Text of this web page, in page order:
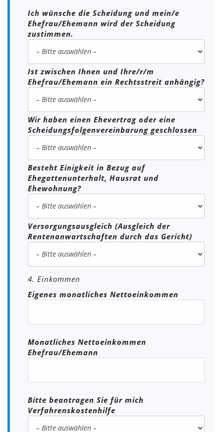
Ich wünsche die Scheidung und mein/e
Ehefrau/Ehemann wird der Scheidung
zustimmen.
Ist zwischen Ihnen und Ihre/r/m
Ehefrau/Ehemann ein Rechtsstreit anhängig?
Wir haben einen Ehevertrag oder eine
Scheidungsfolgenvereinbarung geschlossen
Besteht Einigkeit in Bezug auf
Ehegattenunterhalt, Hausrat und
Ehewohnung?
Versorgungsausgleich (Ausgleich der
Rentenanwartschaften durch das Gericht)
4. Einkommen
Eigenes monatliches Nettoeinkommen
Monatliches Nettoeinkommen
Ehefrau/Ehemann
Bitte beantragen Sie für mich
Verfahrenskostenhilfe